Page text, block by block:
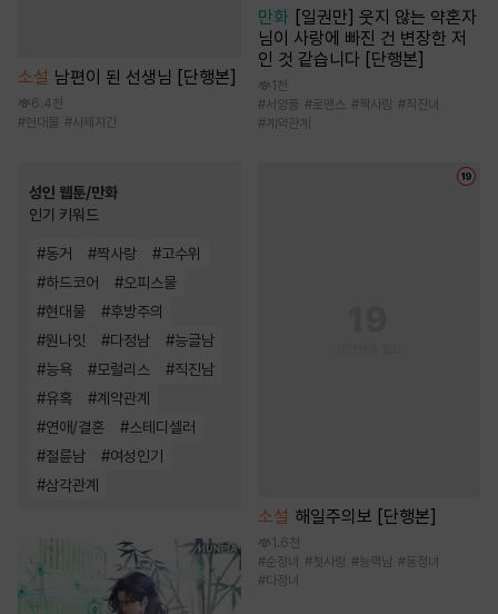
소설 남편이 된 선생님 [단행본]
6.4천
#현대물 #사제지간
성인 웹툰/만화
인기 키워드
#동거 #짝사랑 #고수위
#하드코어 #오피스물
#현대물 #후방주의
#원나잇 #다정남 #능글남
#능욕 #모럴리스 #직진남
#유혹 #계약관계
#연애/결혼 #스테디셀러
#절륜남 #여성인기
#삼각관계
만화
[일권만] 웃지 않는 약혼자
님이 사랑에 빠진 건 변장한 저
인 것 같습니다 [단행본]
1천
#서양풍 #로맨스 #짝사랑 #직진녀
#계약관계
소설 해일주의보 [단행본]
1.6천
#순정녀 #첫사랑 #능력남 #동정녀
#다정녀